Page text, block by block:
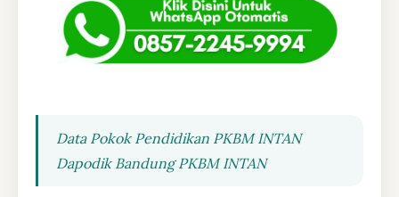
Data Pokok Pendidikan PKBM INTAN
Dapodik Bandung PKBM INTAN